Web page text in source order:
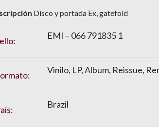
Disco y portada Ex, gatefold
EMI – 066 791835 1
Vinilo, LP, Album, Reissue,
Brazil